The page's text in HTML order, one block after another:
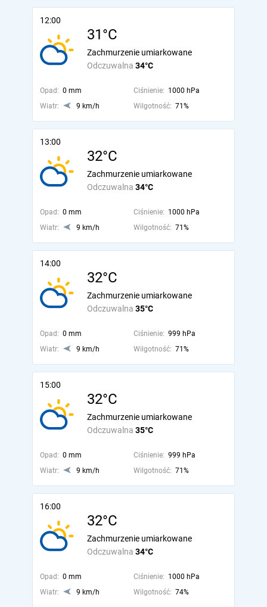
12:00
31°C
Odczuwalna 34°C
Zachmurzenie umiarkowane
Opad: 0 mm Ciśnienie: 1000 hPa
Wiatr:
9 km/h Wilgotność: 71%
13:00
32°C
Odczuwalna 34°C
Zachmurzenie umiarkowane
Opad: 0 mm Ciśnienie: 1000 hPa
Wiatr:
9 km/h Wilgotność: 71%
14:00
32°C
Odczuwalna 35°C
Zachmurzenie umiarkowane
Opad: 0 mm Ciśnienie: 999 hPa
Wiatr:
9 km/h Wilgotność: 71%
15:00
32°C
Odczuwalna 35°C
Zachmurzenie umiarkowane
Opad: 0 mm Ciśnienie: 999 hPa
Wiatr:
9 km/h Wilgotność: 71%
16:00
32°C
Odczuwalna 34°C
Zachmurzenie umiarkowane
Opad: 0 mm Ciśnienie: 1000 hPa
Wiatr:
9 km/h Wilgotność: 74%